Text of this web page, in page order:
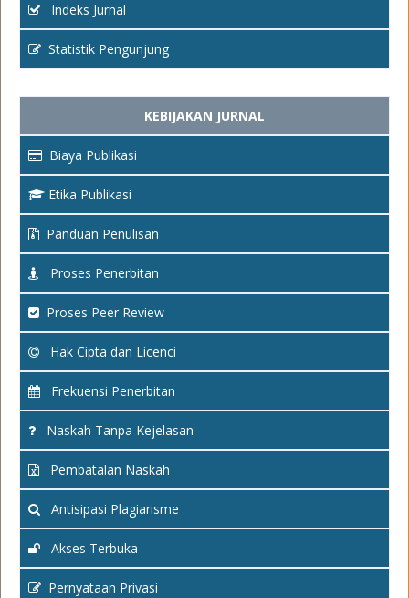
Indeks Jurnal
Statistik Pengunjung
KEBIJAKAN JURNAL
Biaya Publikasi
Etika Publikasi
Panduan Penulisan
Proses Penerbitan
Proses Peer Review
Hak Cipta dan Licenci
Frekuensi Penerbitan
Naskah Tanpa Kejelasan
Pembatalan Naskah
Antisipasi Plagiarisme
Akses Terbuka
Pernyataan Privasi